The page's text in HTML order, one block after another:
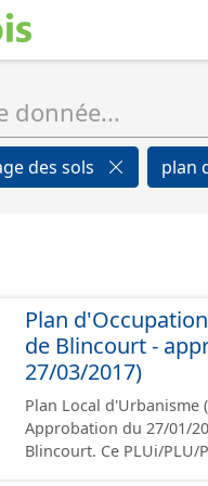
des sols plan
Plan
de Blincourt -
27/03/2017)
Plan Local d'Urbanisme
Approbation du 27/01/2007. Ce lot informe du droit à bâtir sur la
Blincourt. Ce PLUi/PLU/POS/CC est numérisé conformément aux prescriptions